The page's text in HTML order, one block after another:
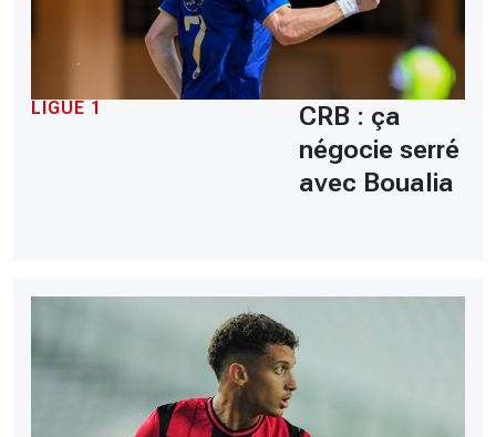
LIGUE 1
CRB : ça
négocie serré
avec Boualia